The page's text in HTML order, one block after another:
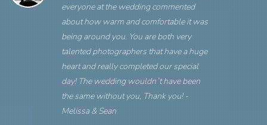
everyone at the wedding commented
about how warm and comfortable it was
being around you. You are both very
talented photographers that have a huge
heart and really completed our special
day! The wedding wouldn`t have been
the same without you, Thank you! -
Melissa & Sean